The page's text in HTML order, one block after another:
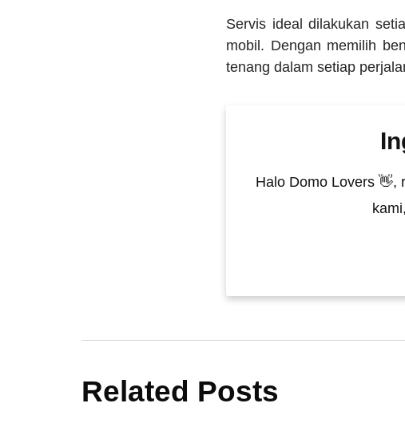
Servis ideal dilakukan
mobil. Dengan memilih
tenang dalam setiap
Halo Domo Lovers 👋,
Related Posts